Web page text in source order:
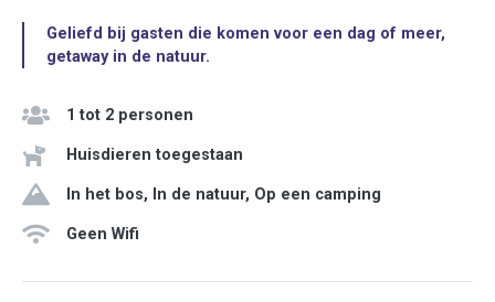
Geliefd bij gasten die komen voor een dag of meer,
getaway in de natuur.
1 tot 2 personen
Huisdieren toegestaan
In het bos, In de natuur, Op een camping
Geen Wifi